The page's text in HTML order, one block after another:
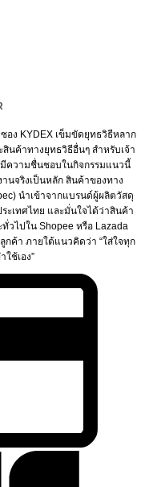
อง KYDEX เข็มขัดยุทธวิธีหลาก
นค้าทางยุทธวิธีอื่นๆ สำหรับเจ้า
ความชื่นชอบในกิจกรรมแนวนี้
นจริงเป็นหลัก สินค้าของทาง
นำเข้าจากแบรนด์ผู้ผลิตวัสดุ
เทศไทย และมั่นใจได้ว่าสินค้า
วไปใน Shopee หรือ Lazada
ค้า ภายใต้แนวคิดว่า “ใส่ใจทุก
ช้เอง”